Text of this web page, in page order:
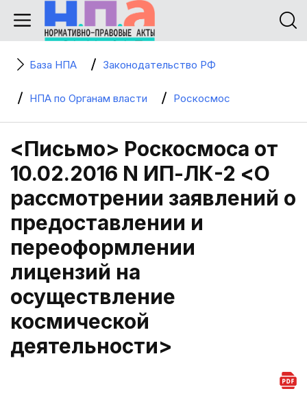
База НПА Законодательство РФ
НПА по Органам власти Роскосмос
<Письмо> Роскосмоса от
10.02.2016 N ИП-ЛК-2 <О
рассмотрении заявлений о
предоставлении и
переоформлении
лицензий на
осуществление
космической
деятельности>